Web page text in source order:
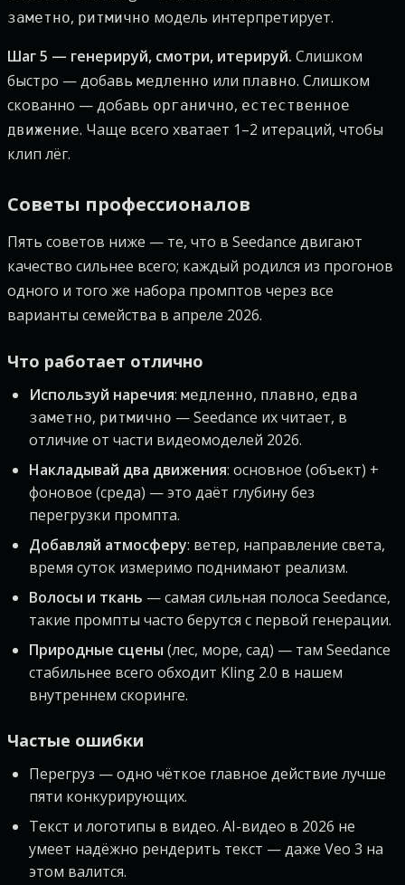
заметно, ритмично модель интерпретирует.
Шаг 5 — генерируй, смотри, итерируй. Слишком
быстро — добавь медленно или плавно. Слишком
скованно — добавь органично, естественное
движение. Чаще всего хватает 1–2 итераций, чтобы
клип лёг.
Советы профессионалов
Пять советов ниже — те, что в Seedance двигают
качество сильнее всего; каждый родился из прогонов
одного и того же набора промптов через все
варианты семейства в апреле 2026.
Что работает отлично
Используй наречия: медленно, плавно, едва
заметно, ритмично — Seedance их читает, в
отличие от части видеомоделей 2026.
Накладывай два движения: основное (объект) +
фоновое (среда) — это даёт глубину без
перегрузки промпта.
Добавляй атмосферу: ветер, направление света,
время суток измеримо поднимают реализм.
Волосы и ткань — самая сильная полоса Seedance,
такие промпты часто берутся с первой генерации.
Природные сцены (лес, море, сад) — там Seedance
стабильнее всего обходит Kling 2.0 в нашем
внутреннем скоринге.
Частые ошибки
Перегруз — одно чёткое главное действие лучше
пяти конкурирующих.
Текст и логотипы в видео. AI-видео в 2026 не
умеет надёжно рендерить текст — даже Veo 3 на
этом валится.